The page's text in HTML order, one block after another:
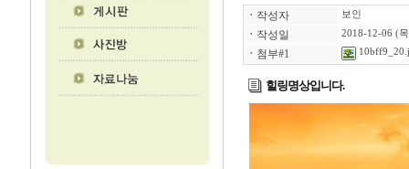
ㆍ 작성자 보인
ㆍ 작성일 2018-12-06 (
ㆍ 첨부#1
힐링명상입니다.